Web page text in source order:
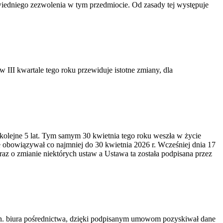
zezwolenia w tym przedmiocie. Od zasady tej występuje
III kwartale tego roku przewiduje istotne zmiany, dla
5 lat. Tym samym 30 kwietnia tego roku weszła w życie
co najmniej do 30 kwietnia 2026 r. Wcześniej dnia 17
o zmianie niektórych ustaw a Ustawa ta została podpisana przez
pośrednictwa, dzięki podpisanym umowom pozyskiwał dane